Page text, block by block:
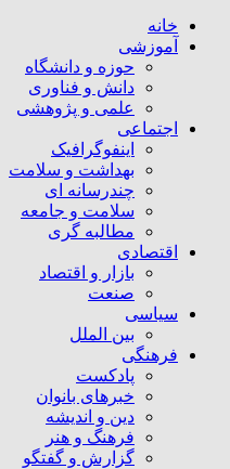
خانه
آموزشی
حوزه و دانشگاه
دانش و فناوری
علمی و پژوهشی
اجتماعی
اینفوگرافیک
بهداشت و سلامت
چندرسانه ای
سلامت و جامعه
مطالبه گری
اقتصادی
بازار و اقتصاد
صنعت
سیاسی
بین الملل
فرهنگی
پادکست
خبرهای بانوان
دین و اندیشه
فرهنگ و هنر
گزارش و گفتگو